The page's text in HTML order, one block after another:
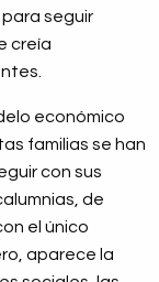
seguir
creía
económico
familias se han
con sus
de
el único
aparece la